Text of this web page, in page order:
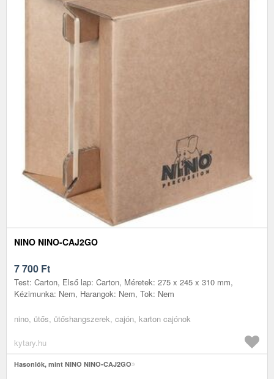
NINO NINO-CAJ2GO
7 700 Ft
Test: Carton, Első lap: Carton, Méretek: 275 x 245 x 310 mm,
Kézimunka: Nem, Harangok: Nem, Tok: Nem
nino, ütős, ütőshangszerek, cajón, karton cajónok
kytary.hu
Hasonlók, mint NINO NINO-CAJ2GO